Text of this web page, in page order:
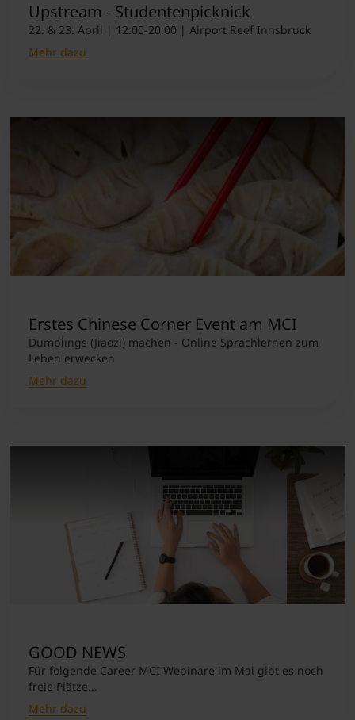
Upstream - Studentenpicknick
22. & 23. April | 12:00-20:00 | Airport Reef Innsbruck
Mehr dazu
Erstes Chinese Corner Event am MCI
Dumplings (Jiaozi) machen - Online Sprachlernen zum
Leben erwecken
Mehr dazu
GOOD NEWS
Für folgende Career MCI Webinare im Mai gibt es noch
freie Plätze...
Mehr dazu